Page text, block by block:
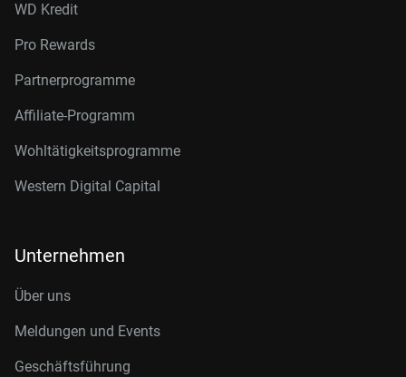
WD Kredit
Pro Rewards
Partnerprogramme
Affiliate-Programm
Wohltätigkeitsprogramme
Western Digital Capital
Unternehmen
Über uns
Meldungen und Events
Geschäftsführung